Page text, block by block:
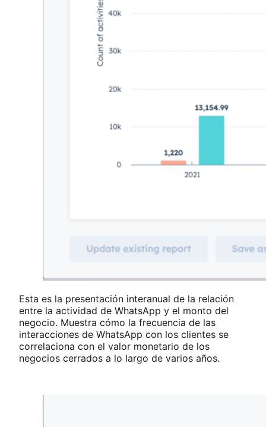
Esta es la presentación interanual de la relación
entre la actividad de WhatsApp y el monto del
negocio. Muestra cómo la frecuencia de las
interacciones de WhatsApp con los clientes se
correlaciona con el valor monetario de los
negocios cerrados a lo largo de varios años.